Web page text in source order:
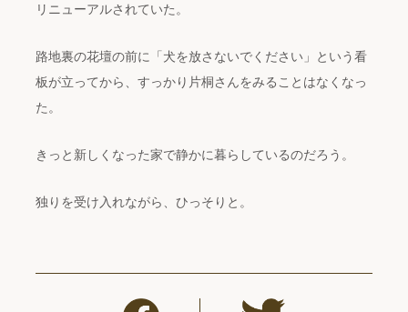
リニューアルされていた。
路地裏の花壇の前に「犬を放さないでください」という看
板が立ってから、すっかり片桐さんをみることはなくなっ
た。
きっと新しくなった家で静かに暮らしているのだろう。
独りを受け入れながら、ひっそりと。